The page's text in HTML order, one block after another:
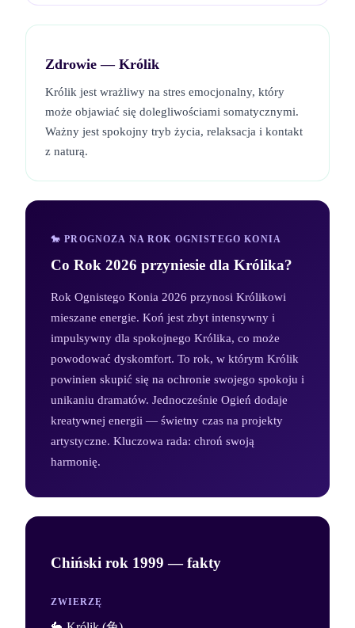
Zdrowie — Królik
Królik jest wrażliwy na stres emocjonalny, który
może objawiać się dolegliwościami somatycznymi.
Ważny jest spokojny tryb życia, relaksacja i kontakt
z naturą.
🐎 PROGNOZA NA ROK OGNISTEGO KONIA
Co Rok 2026 przyniesie dla Królika?
Rok Ognistego Konia 2026 przynosi Królikowi
mieszane energie. Koń jest zbyt intensywny i
impulsywny dla spokojnego Królika, co może
powodować dyskomfort. To rok, w którym Królik
powinien skupić się na ochronie swojego spokoju i
unikaniu dramatów. Jednocześnie Ogień dodaje
kreatywnej energii — świetny czas na projekty
artystyczne. Kluczowa rada: chroń swoją
harmonię.
Chiński rok 1999 — fakty
ZWIERZĘ